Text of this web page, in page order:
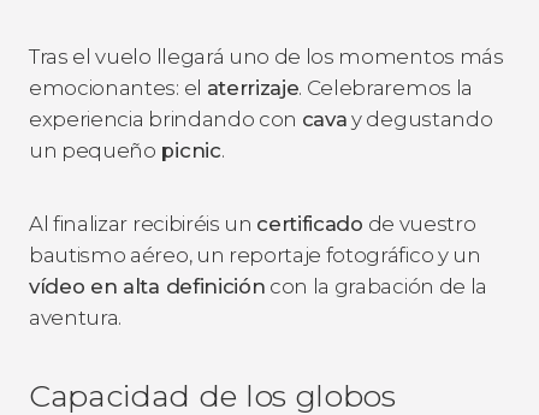
Tras el vuelo llegará uno de los momentos más
emocionantes: el aterrizaje. Celebraremos la
experiencia brindando con cava y degustando
un pequeño picnic.
Al finalizar recibiréis un certificado de vuestro
bautismo aéreo, un reportaje fotográfico y un
vídeo en alta definición con la grabación de la
aventura.
Capacidad de los globos